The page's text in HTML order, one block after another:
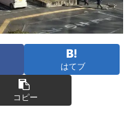
はてブ
コピー